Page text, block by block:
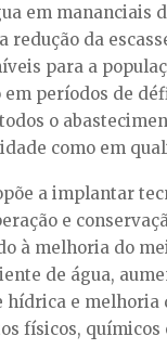
em mananciais
redução da
para a
períodos de
o
como em
a implantar
e
à melhoria do
de água,
e melhoria
físicos, químicos